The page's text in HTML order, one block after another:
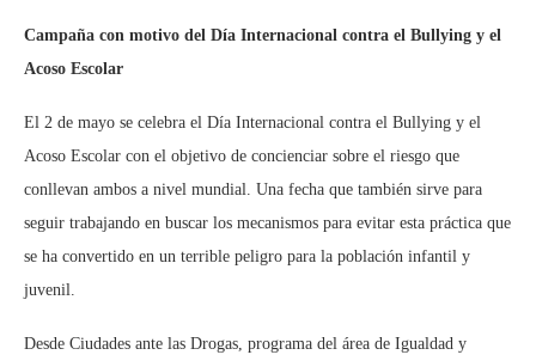
Campaña con motivo del Día Internacional contra el Bullying y el
Acoso Escolar
El 2 de mayo se celebra el Día Internacional contra el Bullying y el
Acoso Escolar con el objetivo de concienciar sobre el riesgo que
conllevan ambos a nivel mundial. Una fecha que también sirve para
seguir trabajando en buscar los mecanismos para evitar esta práctica que
se ha convertido en un terrible peligro para la población infantil y
juvenil.
Desde Ciudades ante las Drogas, programa del área de Igualdad y